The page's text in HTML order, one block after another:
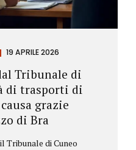
19 APRILE 2026
Tribunale di
di trasporti di
grazie
di Bra
Tribunale di Cuneo